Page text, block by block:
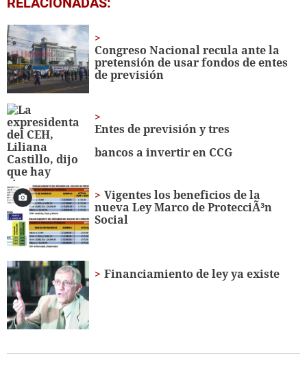
seconds
1
minute,
56
seconds
Congreso Nacional recula ante la
pretensión de usar fondos de entes
de previsión
Entes de previsión y tres
bancos a invertir en CCG
Vigentes los beneficios de la
nueva Ley Marco de ProtecciÃ³n
Social
Financiamiento de ley ya existe